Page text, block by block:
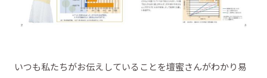
いつも私たちがお伝えしていることを壇蜜さんがわかり易